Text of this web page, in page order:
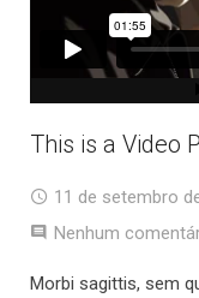
This is a Video
11 de setembro
Nenhum
Morbi sagittis, sem